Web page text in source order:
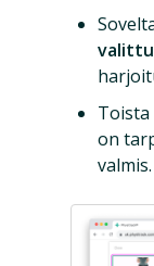
on
valmis.